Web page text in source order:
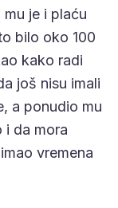
je i plaću
bilo oko 100
kako radi
još nisu imali
a ponudio mu
i da mora
vremena